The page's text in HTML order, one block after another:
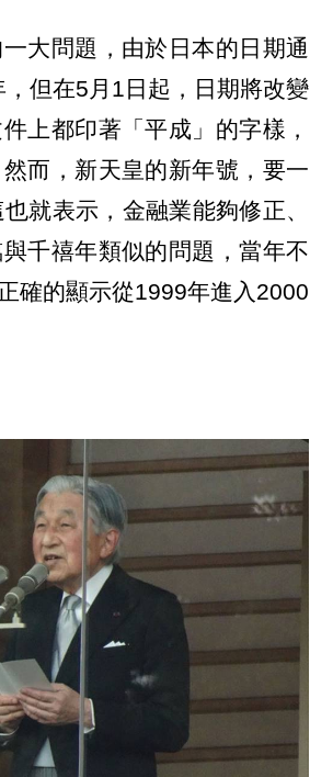
大問題，由於日本的日期通
但在5月1日起，日期將改變
上都印著「平成」的字樣，
而，新天皇的新年號，要一
就表示，金融業能夠修正、
千禧年類似的問題，當年不
確的顯示從1999年進入2000